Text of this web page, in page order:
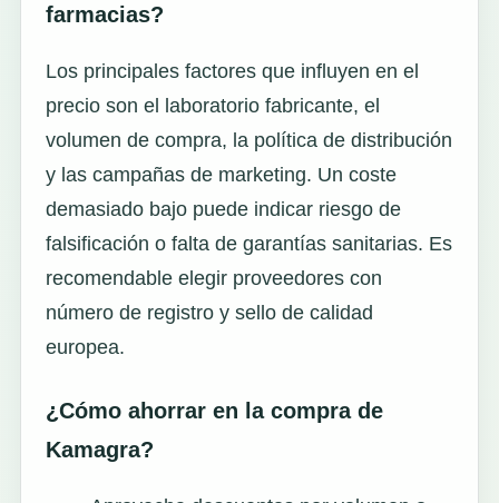
farmacias?
Los principales factores que influyen en el
precio son el laboratorio fabricante, el
volumen de compra, la política de distribución
y las campañas de marketing. Un coste
demasiado bajo puede indicar riesgo de
falsificación o falta de garantías sanitarias. Es
recomendable elegir proveedores con
número de registro y sello de calidad
europea.
¿Cómo ahorrar en la compra de
Kamagra?